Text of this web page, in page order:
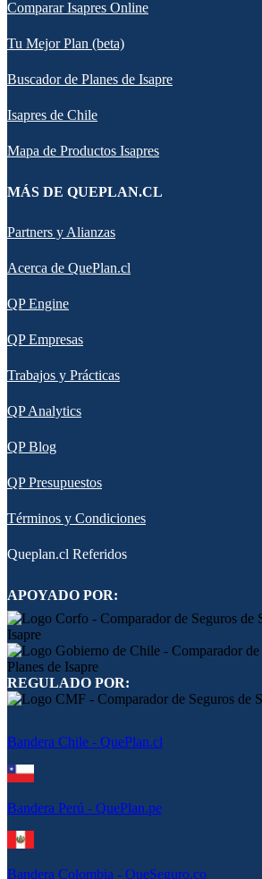
Comparar Isapres Online
Tu Mejor Plan (beta)
Buscador de Planes de Isapre
Isapres de Chile
Mapa de Productos Isapres
MÁS DE QUEPLAN.CL
Partners y Alianzas
Acerca de QuePlan.cl
QP Engine
QP Empresas
Trabajos y Prácticas
QP Analytics
QP Blog
QP Presupuestos
Términos y Condiciones
Queplan.cl Referidos
APOYADO POR:
REGULADO POR:
Bandera Chile - QuePlan.cl
Bandera Perú - QuePlan.pe
Bandera Colombia - QueSeguro.co